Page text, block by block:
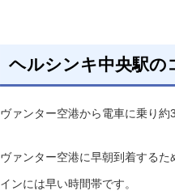
ヘルシンキ中央駅
ヴァンター空港から電車に乗り約
ヴァンター空港に早朝到着する
インには早い時間帯です。